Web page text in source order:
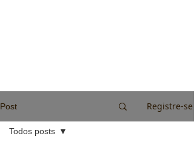
Post Registre-se
Todos posts